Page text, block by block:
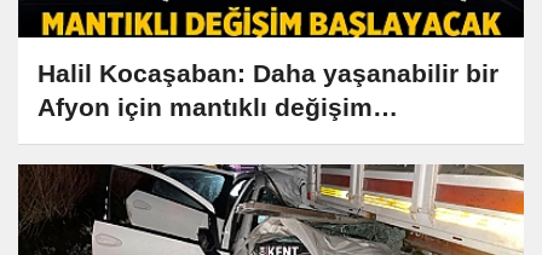
Halil Kocaşaban: Daha yaşanabilir bir
Afyon için mantıklı değişim
başlayacak